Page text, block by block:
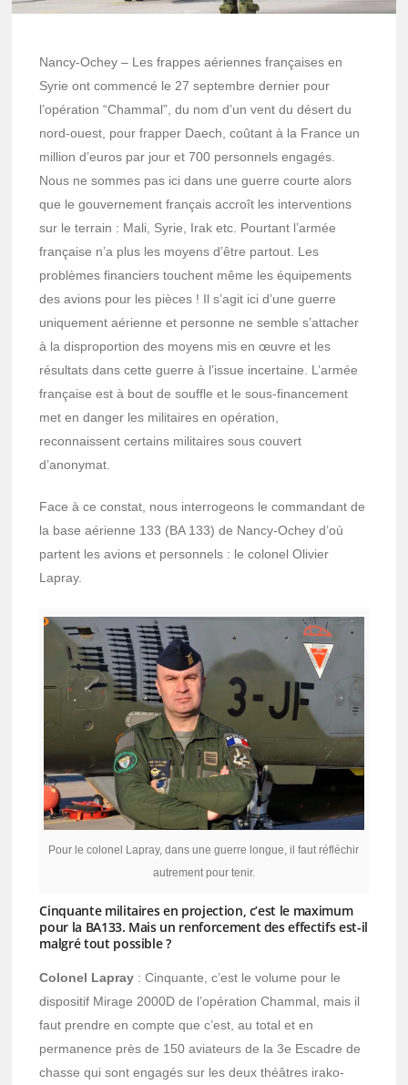
Nancy-Ochey – Les frappes aériennes françaises en
Syrie ont commencé le 27 septembre dernier pour
l’opération “Chammal”, du nom d’un vent du désert du
nord-ouest, pour frapper Daech, coûtant à la France un
million d’euros par jour et 700 personnels engagés.
Nous ne sommes pas ici dans une guerre courte alors
que le gouvernement français accroît les interventions
sur le terrain : Mali, Syrie, Irak etc. Pourtant l’armée
française n’a plus les moyens d’être partout. Les
problèmes financiers touchent même les équipements
des avions pour les pièces ! Il s’agit ici d’une guerre
uniquement aérienne et personne ne semble s’attacher
à la disproportion des moyens mis en œuvre et les
résultats dans cette guerre à l’issue incertaine. L’armée
française est à bout de souffle et le sous-financement
met en danger les militaires en opération,
reconnaissent certains militaires sous couvert
d’anonymat.
Face à ce constat, nous interrogeons le commandant de
la base aérienne 133 (BA 133) de Nancy-Ochey d’où
partent les avions et personnels : le colonel Olivier
Lapray.
Pour le colonel Lapray, dans une guerre longue, il faut réfléchir
autrement pour tenir.
Cinquante militaires en projection, c’est le maximum
pour la BA133. Mais un renforcement des effectifs est-il
malgré tout possible ?
Colonel Lapray : Cinquante, c’est le volume pour le
dispositif Mirage 2000D de l’opération Chammal, mais il
faut prendre en compte que c’est, au total et en
permanence près de 150 aviateurs de la 3e Escadre de
chasse qui sont engagés sur les deux théâtres irako-